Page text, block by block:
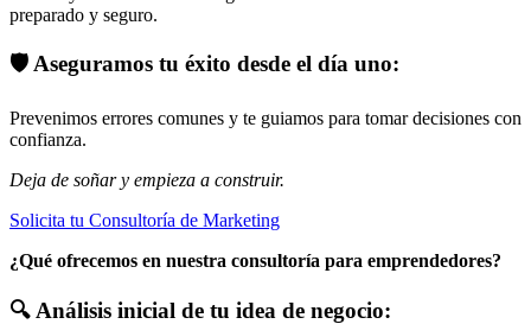
preparado y seguro.
🛡️ Aseguramos tu éxito desde el día uno:
Prevenimos errores comunes y te guiamos para tomar decisiones con
confianza.
Deja de soñar y empieza a construir.
Solicita tu Consultoría de Marketing
¿Qué ofrecemos en nuestra consultoría para emprendedores?
🔍 Análisis inicial de tu idea de negocio: